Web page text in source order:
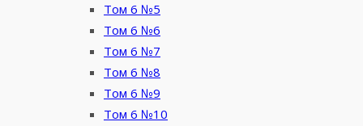
Том 6 №5
Том 6 №6
Том 6 №7
Том 6 №8
Том 6 №9
Том 6 №10